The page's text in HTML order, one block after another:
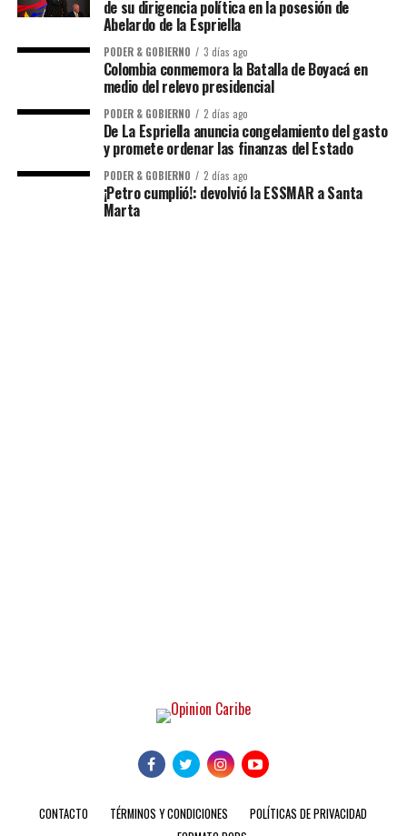
de su dirigencia política en la posesión de
Abelardo de la Espriella
PODER & GOBIERNO 3 días ago
Colombia conmemora la Batalla de Boyacá en
medio del relevo presidencial
PODER & GOBIERNO 2 días ago
De La Espriella anuncia congelamiento del gasto
y promete ordenar las finanzas del Estado
PODER & GOBIERNO 2 días ago
¡Petro cumplió!: devolvió la ESSMAR a Santa
Marta
CONTACTO TÉRMINOS Y CONDICIONES
POLÍTICAS DE PRIVACIDAD